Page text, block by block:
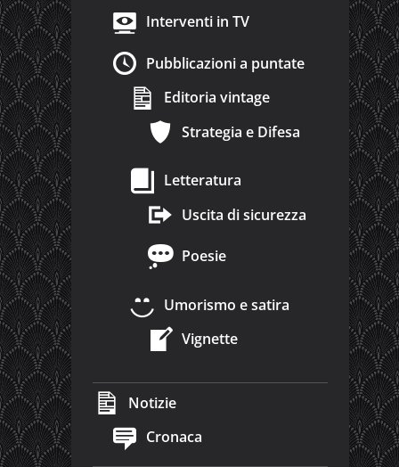
Interventi in TV
Pubblicazioni a puntate
Editoria vintage
Strategia e Difesa
Letteratura
Uscita di sicurezza
Poesie
Umorismo e satira
Vignette
Notizie
Cronaca